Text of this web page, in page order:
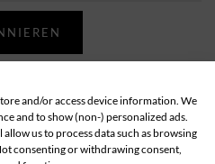
and/or access device information. We
and to show (non-) personalized ads.
us to process data such as browsing
consenting or withdrawing consent,
Follow
IMPRESSUM